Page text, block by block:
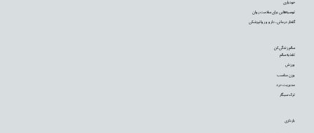
بارداری
سالم زندگی کن
تغذیه سالم
ورزش
وزن مناسب
مدیریت درد
ترک سیگار
خودیاری
توصیه‌‌هایی برای سلامت روان
گفتار درمانی، دارو و روانپزشکی